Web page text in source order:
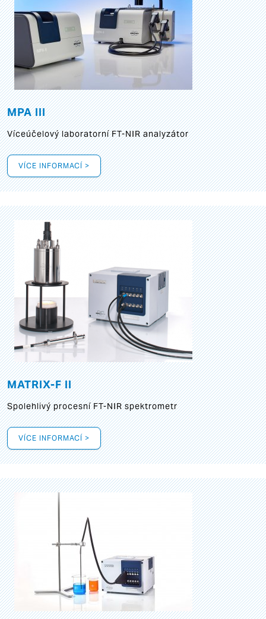
MPA III
Víceúčelový laboratorní FT-NIR analyzátor
VÍCE INFORMACÍ >
MATRIX-F II
Spolehlivý procesní FT-NIR spektrometr
VÍCE INFORMACÍ >